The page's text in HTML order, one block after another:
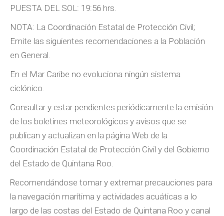
PUESTA DEL SOL: 19:56 hrs.
NOTA: La Coordinación Estatal de Protección Civil;
Emite las siguientes recomendaciones a la Población
en General.
En el Mar Caribe no evoluciona ningún sistema
ciclónico.
Consultar y estar pendientes periódicamente la emisión
de los boletines meteorológicos y avisos que se
publican y actualizan en la página Web de la
Coordinación Estatal de Protección Civil y del Gobierno
del Estado de Quintana Roo.
Recomendándose tomar y extremar precauciones para
la navegación marítima y actividades acuáticas a lo
largo de las costas del Estado de Quintana Roo y canal